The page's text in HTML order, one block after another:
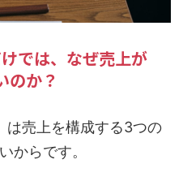
では、なぜ売上が
のか？
は売上を構成する3つの
からです。